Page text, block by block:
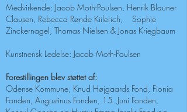
Medvirkende: Jacob Moth-Poulsen, Henrik Blauner
Clausen, Rebecca Rønde Kiilerich, Sophie
Zinckernagel, Thomas Nielsen & Jonas Kriegbaum
Kunstnerisk Ledelse: Jacob Moth-Poulsen
Forestillingen blev støttet af:
Odense Kommune, Knud Højgaards Fond, Fionia
Fonden, Augustinus Fonden, 15. Juni Fonden,